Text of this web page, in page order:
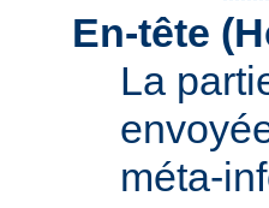
En-tête
La
méta-